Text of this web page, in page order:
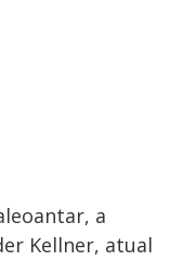
a
Kellner, atual